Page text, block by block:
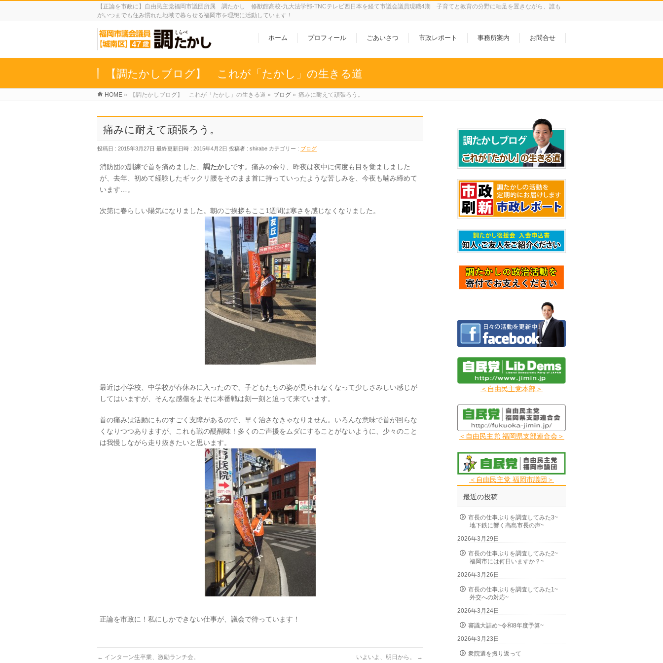
【正論を市政に】自由民主党福岡市議団所属 調たかし 修猷館高校-九大法学部-TNCテレビ西日本を経て市議会議員現職4期 子育てと教育の分野に軸足を置きながら、誰も
がいつまでも住み慣れた地域で暮らせる福岡市を理想に活動しています！
ホーム プロフィール ごあいさつ 市政レポート 事務所案内 お問合せ
【調たかしブログ】 これが「たかし」の生きる道
HOME » 【調たかしブログ】 これが「たかし」の生きる道 » ブログ » 痛みに耐えて頑張ろう。
痛みに耐えて頑張ろう。
投稿日 : 2015年3月27日 最終更新日時 : 2015年4月2日 投稿者 : shirabe カテゴリー : ブログ
消防団の訓練で首を痛めました、 調たかしです。痛みの余り、昨夜は夜中に何度も目を覚ましました
が、去年、初めて経験したギックリ腰をそのまま首に持っていったような苦しみを、今夜も噛み締めて
います…。
次第に春らしい陽気になりました。朝のご挨拶もここ1週間は寒さを感じなくなりました。
最近は小学校、中学校が春休みに入ったので、子どもたちの姿が見られなくなって少しさみしい感じが
してはいますが、そんな感傷をよそに本番戦は刻一刻と迫って来ています。
首の痛みは活動にものすごく支障があるので、早く治さなきゃなりません。いろんな意味で首が回らな
くなりつつありますが、これも戦の醍醐味！多くのご声援をムダにすることがないように、少々のこと
は我慢しながら走り抜きたいと思います。
正論を市政に！私にしかできない仕事が、議会で待っています！
← インターン生卒業、激励ランチ会。 いよいよ、明日から。 →
＜自由民主党本部＞
＜自由民主党 福岡県支部連合会＞
＜自由民主党 福岡市議団＞
最近の投稿
市長の仕事ぶりを調査してみた3~
地下鉄に響く高島市長の声~
2026年3月29日
市長の仕事ぶりを調査してみた2~
福岡市には何日いますか？~
2026年3月26日
市長の仕事ぶりを調査してみた1~
外交への対応~
2026年3月24日
審議大詰め~令和8年度予算~
2026年3月23日
衆院選を振り返って